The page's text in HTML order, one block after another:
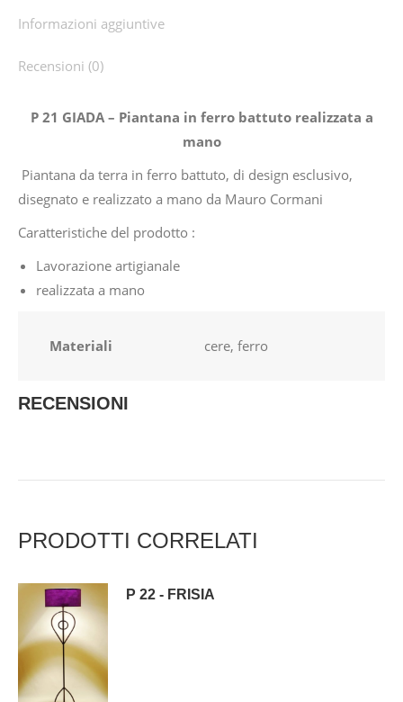
Informazioni aggiuntive
Recensioni (0)
P 21 GIADA – Piantana in ferro battuto realizzata a
mano
Piantana da terra in ferro battuto, di design esclusivo,
disegnato e realizzato a mano da Mauro Cormani
Caratteristiche del prodotto :
Lavorazione artigianale
realizzata a mano
Materiali cere, ferro
RECENSIONI
PRODOTTI CORRELATI
P 22 - FRISIA